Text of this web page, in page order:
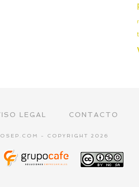
LEGAL CONTACTO
- COPYRIGHT 2026